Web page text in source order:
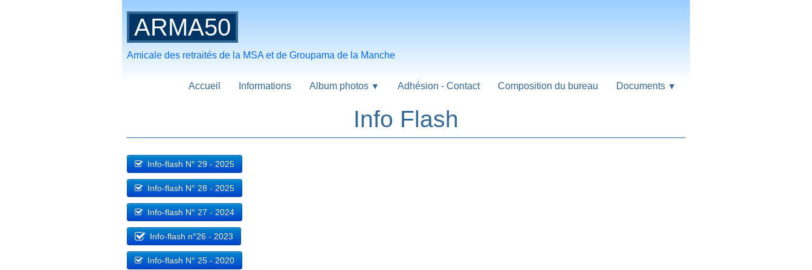
ARMA50
Amicale des retraités de la MSA et de Groupama de la Manche
Accueil Informations Album photos ▼ Adhésion - Contact Composition du bureau Documents ▼
Info Flash
Info-flash N° 29 - 2025
Info-flash N° 28 - 2025
Info-flash N° 27 - 2024
Info-flash n°26 - 2023
Info-flash N° 25 - 2020